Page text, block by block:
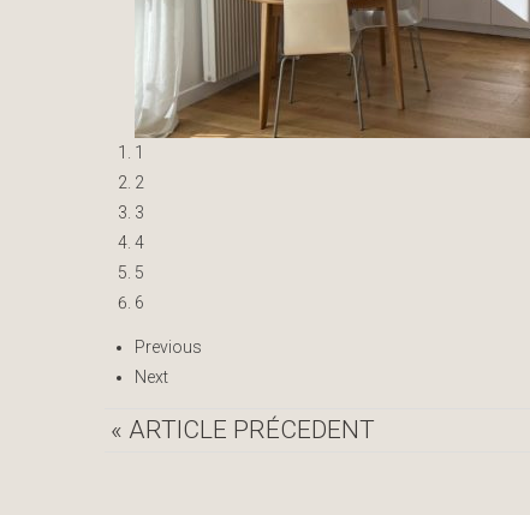
1
2
3
4
5
6
Previous
Next
« ARTICLE PRÉCEDENT